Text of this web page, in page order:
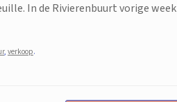
In de Rivierenbuurt vorige week
, verkoop.